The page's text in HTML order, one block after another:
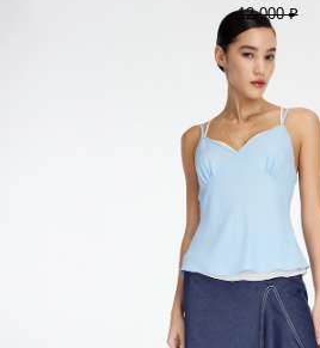
12 000 ₽